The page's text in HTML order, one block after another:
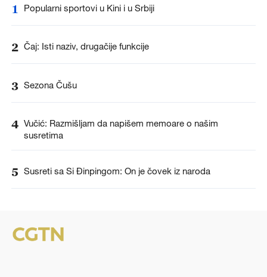
1 Popularni sportovi u Kini i u Srbiji
2 Čaj: Isti naziv, drugačije funkcije
3 Sezona Čušu
4 Vučić: Razmišljam da napišem memoare o našim
susretima
5 Susreti sa Si Đinpingom: On je čovek iz naroda